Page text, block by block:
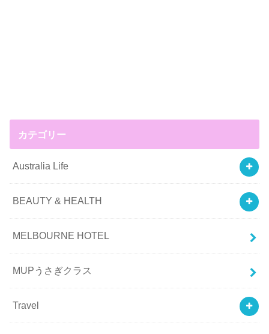
カテゴリー
Australia Life
BEAUTY & HEALTH
MELBOURNE HOTEL
MUPうさぎクラス
Travel